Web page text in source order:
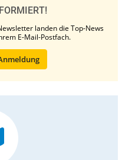
landen die Top-News
E-Mail-Postfach.